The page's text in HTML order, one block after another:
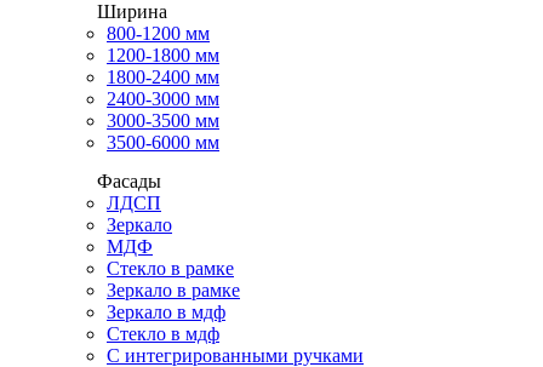
Ширина
800-1200 мм
1200-1800 мм
1800-2400 мм
2400-3000 мм
3000-3500 мм
3500-6000 мм
Фасады
ЛДСП
Зеркало
МДФ
Стекло в рамке
Зеркало в рамке
Зеркало в мдф
Стекло в мдф
С интегрированными ручками